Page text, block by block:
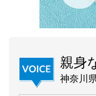
親身
神奈川